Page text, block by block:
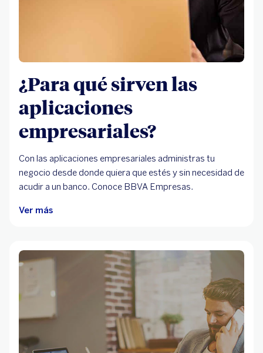
¿Para qué sirven las
aplicaciones
empresariales?
Con las aplicaciones empresariales administras tu
negocio desde donde quiera que estés y sin necesidad de
acudir a un banco. Conoce BBVA Empresas.
Ver más